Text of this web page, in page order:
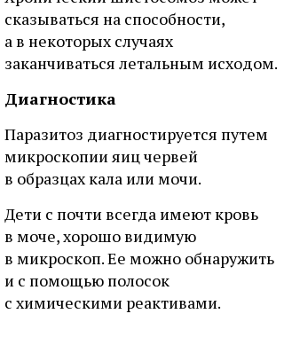
сказываться на способности,
а в некоторых случаях
заканчиваться летальным исходом.
Диагностика
Паразитоз диагностируется путем
микроскопии яиц червей
в образцах кала или мочи.
Дети с почти всегда имеют кровь
в моче, хорошо видимую
в микроскоп. Ее можно обнаружить
и с помощью полосок
с химическими реактивами.